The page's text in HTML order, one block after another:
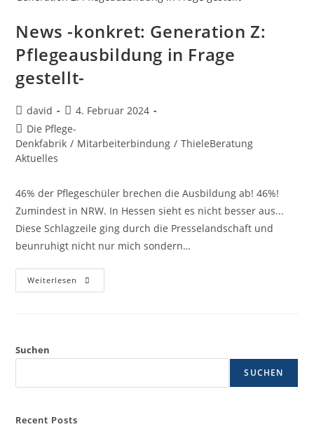
News -konkret: Generation Z:
Pflegeausbildung in Frage
gestellt-
david
4. Februar 2024
Die Pflege-
Denkfabrik / Mitarbeiterbindung / ThieleBeratung
Aktuelles
46% der Pflegeschüler brechen die Ausbildung ab! 46%!
Zumindest in NRW. In Hessen sieht es nicht besser aus...
Diese Schlagzeile ging durch die Presselandschaft und
beunruhigt nicht nur mich sondern…
Weiterlesen
Suchen
SUCHEN
Recent Posts